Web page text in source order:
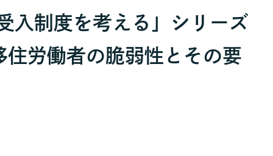
入制度を考える」シリーズ
労働者の脆弱性とその要